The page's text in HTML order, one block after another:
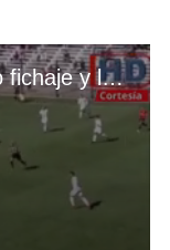
Olimpia confirma su segundo fichaje y le apunta a la Copa Centroamericana